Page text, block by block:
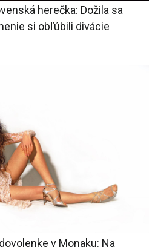
herečka: Dožila sa
si obľúbili divácie
v Monaku: Na